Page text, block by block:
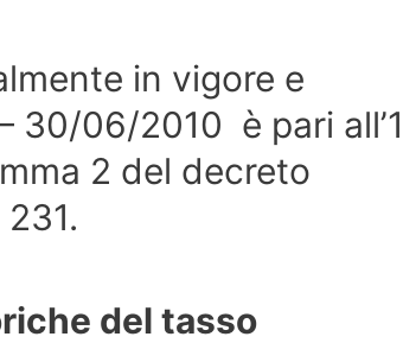
in vigore e
30/06/2010 è pari all’1
2 del decreto
del tasso